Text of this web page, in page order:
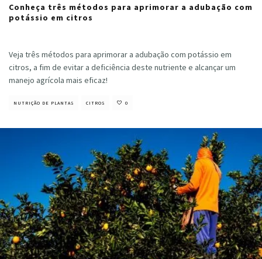
Conheça três métodos para aprimorar a adubação com
potássio em citros
Veja três métodos para aprimorar a adubação com potássio em
citros, a fim de evitar a deficiência deste nutriente e alcançar um
manejo agrícola mais eficaz!
NUTRIÇÃO DE PLANTAS CITROS 0